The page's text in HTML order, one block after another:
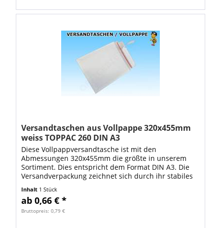
Versandtaschen aus Vollpappe 320x455mm
weiss TOPPAC 260 DIN A3
Diese Vollpappversandtasche ist mit den
Abmessungen 320x455mm die größte in unserem
Sortiment. Dies entspricht dem Format DIN A3. Die
Versandverpackung zeichnet sich durch ihr stabiles
Inhalt 1 Stück
ab 0,66 € *
Bruttopreis: 0,79 €